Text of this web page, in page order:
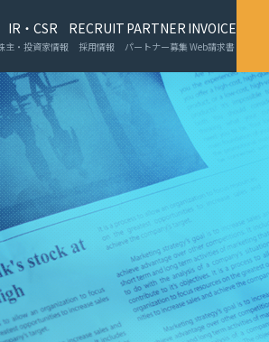
IR・CSR
主・投資家情報
RECRUIT
採用情報
PARTNER
パートナー募集
INVOICE
Web請求書